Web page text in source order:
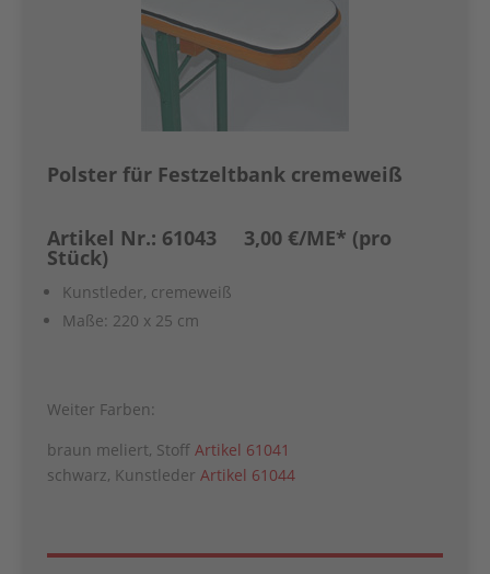
Polster für Festzeltbank cremeweiß
Artikel Nr.: 61043 3,00 €/ME* (pro
Stück)
Kunstleder, cremeweiß
Maße: 220 x 25 cm
Weiter Farben:
braun meliert, Stoff Artikel 61041
schwarz, Kunstleder Artikel 61044